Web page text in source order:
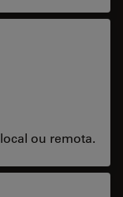
ou remota.